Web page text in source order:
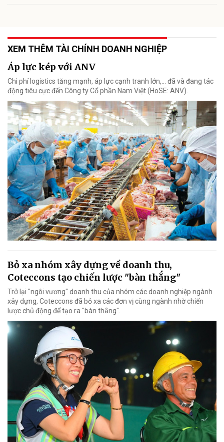
XEM THÊM TÀI CHÍNH DOANH NGHIỆP
Áp lực kép với ANV
Chi phí logistics tăng mạnh, áp lực cạnh tranh lớn,... đã và đang tác
động tiêu cực đến Công ty Cổ phần Nam Việt (HoSE: ANV).
Bỏ xa nhóm xây dựng về doanh thu,
Coteccons tạo chiến lược "bàn thắng"
Trở lại "ngôi vương" doanh thu của nhóm các doanh nghiệp ngành
xây dựng, Coteccons đã bỏ xa các đơn vị cùng ngành nhờ chiến
lược chủ động để tạo ra "bàn thắng".